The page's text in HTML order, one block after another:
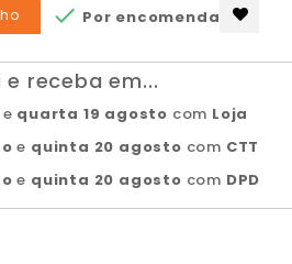
 Por encomenda
receba em...
e quarta 19 agosto com Loja
e quinta 20 agosto com CTT
e quinta 20 agosto com DPD